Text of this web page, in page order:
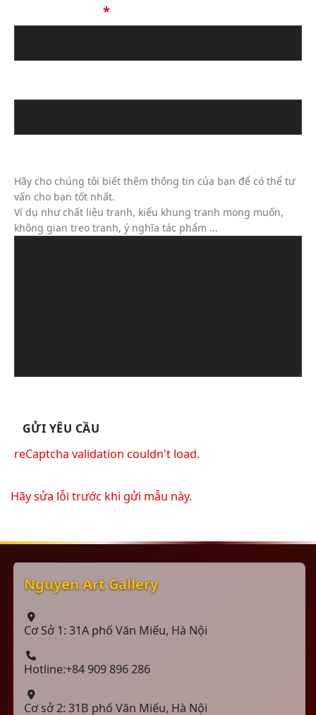
*
Hãy cho chúng tôi biết thêm thông tin của bạn để có thể tư
vấn cho bạn tốt nhất.
Ví dụ như chất liệu tranh, kiểu khung tranh mong muốn,
không gian treo tranh, ý nghĩa tác phẩm ...
reCaptcha validation couldn't load.
Hãy sửa lỗi trước khi gửi mẫu này.
Nguyen Art Gallery
Cơ Sở 1: 31A phố Văn Miếu, Hà Nội
Hotline:+84 909 896 286
Cơ sở 2: 31B phố Văn Miếu, Hà Nội